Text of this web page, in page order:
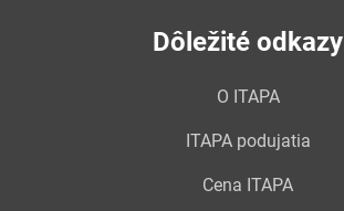
Dôležité odkazy
O ITAPA
ITAPA podujatia
Cena ITAPA